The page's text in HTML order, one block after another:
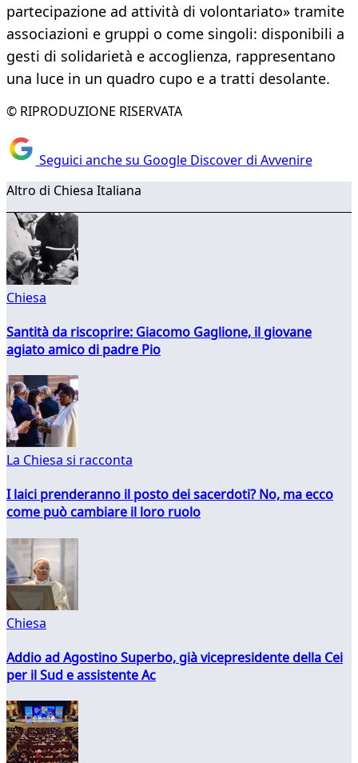
partecipazione ad attività di volontariato» tramite
associazioni e gruppi o come singoli: disponibili a
gesti di solidarietà e accoglienza, rappresentano
una luce in un quadro cupo e a tratti desolante.
© RIPRODUZIONE RISERVATA
Seguici anche su Google Discover di Avvenire
Altro di Chiesa Italiana
Chiesa
Santità da riscoprire: Giacomo Gaglione, il giovane
agiato amico di padre Pio
La Chiesa si racconta
I laici prenderanno il posto dei sacerdoti? No, ma ecco
come può cambiare il loro ruolo
Chiesa
Addio ad Agostino Superbo, già vicepresidente della Cei
per il Sud e assistente Ac